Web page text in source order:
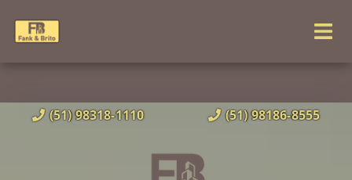
(51) 98318-1110 (51) 98186-8555